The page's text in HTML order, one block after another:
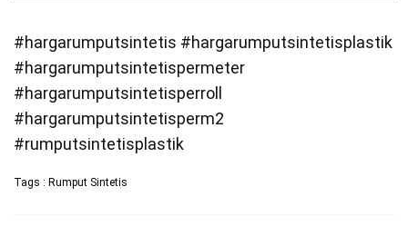
#hargarumputsintetis #hargarumputsintetisplastik
#hargarumputsintetispermeter
#hargarumputsintetisperroll
#hargarumputsintetisperm2
#rumputsintetisplastik
Tags : Rumput Sintetis